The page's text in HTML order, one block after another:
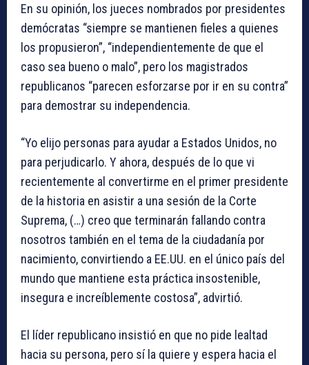
En su opinión, los jueces nombrados por presidentes
demócratas “siempre se mantienen fieles a quienes
los propusieron”, “independientemente de que el
caso sea bueno o malo”, pero los magistrados
republicanos “parecen esforzarse por ir en su contra”
para demostrar su independencia.
“Yo elijo personas para ayudar a Estados Unidos, no
para perjudicarlo. Y ahora, después de lo que vi
recientemente al convertirme en el primer presidente
de la historia en asistir a una sesión de la Corte
Suprema, (…) creo que terminarán fallando contra
nosotros también en el tema de la ciudadanía por
nacimiento, convirtiendo a EE.UU. en el único país del
mundo que mantiene esta práctica insostenible,
insegura e increíblemente costosa”, advirtió.
El líder republicano insistió en que no pide lealtad
hacia su persona, pero sí la quiere y espera hacia el